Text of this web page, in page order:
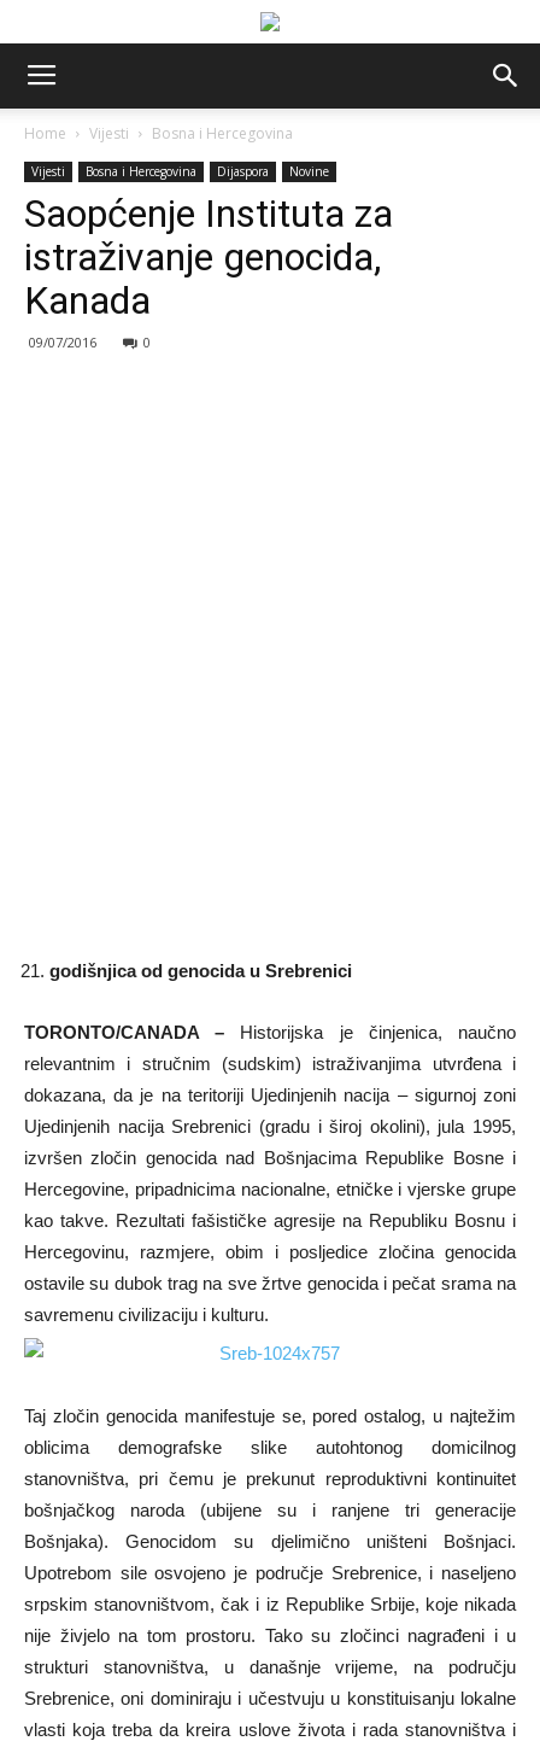
Home Vijesti Bosna i Hercegovina
Vijesti Bosna i Hercegovina Dijaspora Novine
Saopćenje Instituta za
istraživanje genocida,
Kanada
09/07/2016 0
godišnjica od genocida u Srebrenici
TORONTO/CANADA – Historijska je činjenica, naučno
relevantnim i stručnim (sudskim) istraživanjima utvrđena i
dokazana, da je na teritoriji Ujedinjenih nacija – sigurnoj zoni
Ujedinjenih nacija Srebrenici (gradu i široj okolini), jula 1995,
izvršen zločin genocida nad Bošnjacima Republike Bosne i
Hercegovine, pripadnicima nacionalne, etničke i vjerske grupe
kao takve. Rezultati fašističke agresije na Republiku Bosnu i
Hercegovinu, razmjere, obim i posljedice zločina genocida
ostavile su dubok trag na sve žrtve genocida i pečat srama na
savremenu civilizaciju i kulturu.
Taj zločin genocida manifestuje se, pored ostalog, u najtežim
oblicima demografske slike autohtonog domicilnog
stanovništva, pri čemu je prekunut reproduktivni kontinuitet
bošnjačkog naroda (ubijene su i ranjene tri generacije
Bošnjaka). Genocidom su djelimično uništeni Bošnjaci.
Upotrebom sile osvojeno je područje Srebrenice, i naseljeno
srpskim stanovništvom, čak i iz Republike Srbije, koje nikada
nije živjelo na tom prostoru. Tako su zločinci nagrađeni i u
strukturi stanovništva, u današnje vrijeme, na području
Srebrenice, oni dominiraju i učestvuju u konstituisanju lokalne
vlasti koja treba da kreira uslove života i rada stanovništva i